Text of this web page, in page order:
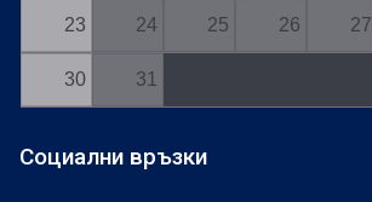
23 24 25 26 27
30 31
Социални връзки